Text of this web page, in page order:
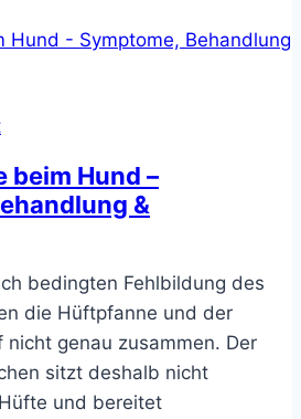
beim Hund –
&
bedingten Fehlbildung des
die Hüftpfanne und der
nicht genau zusammen. Der
sitzt deshalb nicht
und bereitet